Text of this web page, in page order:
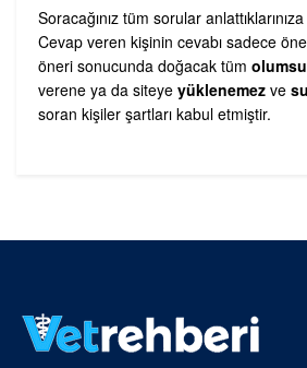
Soracağınız tüm sorular
Cevap veren kişinin cevabı sadece
öneri sonucunda doğacak tüm
verene ya da siteye yüklenemez ve
soran kişiler şartları kabul etmiştir.